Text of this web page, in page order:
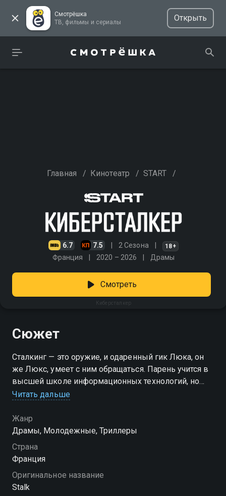
Смотрёшка
ТВ, фильмы и сериалы
Открыть
Главная / Кинотеатр / START /
6.7 7.5 2 Сезона 18+
Франция 2020 – 2026 Драмы
Киберсталкер
Смотреть
Сюжет
Сталкинг — это оружие, и одаренный гик Люка, он
же Люкс, умеет с ним обращаться. Парень учится в
высшей школе информационных технологий, но
гордость от поступления в престижный вуз
После грубой шутки со стороны Алекса,
председателя студенческого клуба, и его компании
Люкс готовит план мести. Он не намерен оставаться
безвольной жертвой, пора стать охотником и
нанести свой первый удар в мире, где все по его
законам, — в интернете. Получив доступ к гаджетам
обидчиков, студент затевает опасную игру, из
Читать дальше
Жанр
Драмы, Молодежные, Триллеры
Страна
Франция
Оригинальное название
Stalk